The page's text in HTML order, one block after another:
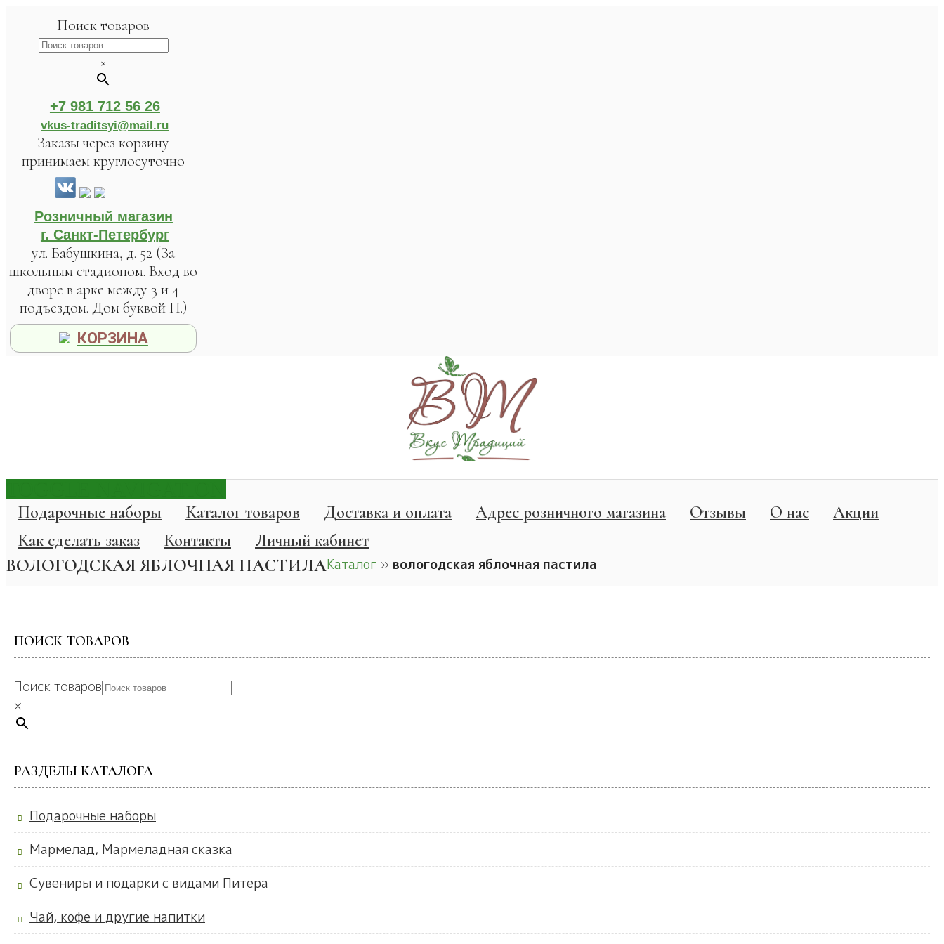
Поиск товаров
×
+7 981 712 56 26
vkus-traditsyi@mail.ru
Заказы через корзину
принимаем круглосуточно
Розничный магазин
г. Санкт-Петербург
ул. Бабушкина, д. 52 (За
школьным стадионом. Вход во
дворе в арке между 3 и 4
подъездом. Дом буквой П.)
КОРЗИНА
Подарочные наборы Каталог товаров Доставка и оплата Адрес розничного магазина Отзывы О нас
Акции
Как сделать заказ
Контакты Личный кабинет
ВОЛОГОДСКАЯ ЯБЛОЧНАЯ ПАСТИЛАКаталог » вологодская яблочная пастила
ПОИСК ТОВАРОВ
Поиск товаров
×
РАЗДЕЛЫ КАТАЛОГА
Подарочные наборы
Мармелад, Мармеладная сказка
Сувениры и подарки с видами Питера
Чай, кофе и другие напитки